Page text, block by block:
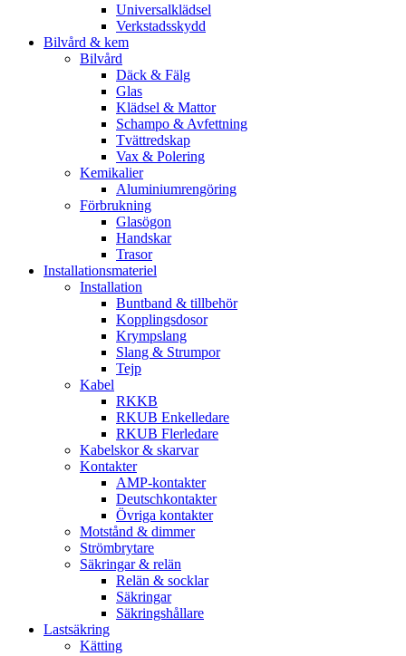
Universalklädsel
Verkstadsskydd
Bilvård & kem
Bilvård
Däck & Fälg
Glas
Klädsel & Mattor
Schampo & Avfettning
Tvättredskap
Vax & Polering
Kemikalier
Aluminiumrengöring
Förbrukning
Glasögon
Handskar
Trasor
Installationsmateriel
Installation
Buntband & tillbehör
Kopplingsdosor
Krympslang
Slang & Strumpor
Tejp
Kabel
RKKB
RKUB Enkelledare
RKUB Flerledare
Kabelskor & skarvar
Kontakter
AMP-kontakter
Deutschkontakter
Övriga kontakter
Motstånd & dimmer
Strömbrytare
Säkringar & relän
Relän & socklar
Säkringar
Säkringshållare
Lastsäkring
Kätting